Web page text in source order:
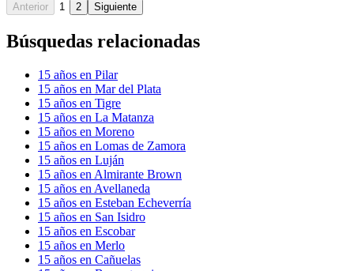
Anterior
1 2 Siguiente
Búsquedas relacionadas
15 años en Pilar
15 años en Mar del Plata
15 años en Tigre
15 años en La Matanza
15 años en Moreno
15 años en Lomas de Zamora
15 años en Luján
15 años en Almirante Brown
15 años en Avellaneda
15 años en Esteban Echeverría
15 años en San Isidro
15 años en Escobar
15 años en Merlo
15 años en Cañuelas